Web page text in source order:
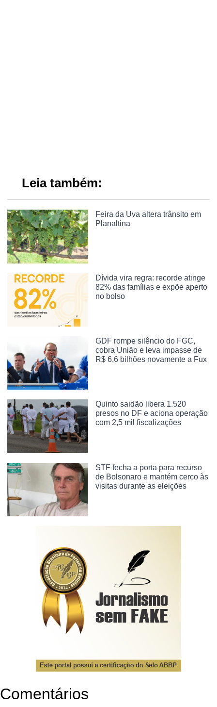
Leia também:
Feira da Uva altera trânsito em
Planaltina
Dívida vira regra: recorde atinge
82% das famílias e expõe aperto
no bolso
GDF rompe silêncio do FGC,
cobra União e leva impasse de
R$ 6,6 bilhões novamente a Fux
Quinto saidão libera 1.520
presos no DF e aciona operação
com 2,5 mil fiscalizações
STF fecha a porta para recurso
de Bolsonaro e mantém cerco às
visitas durante as eleições
Comentários